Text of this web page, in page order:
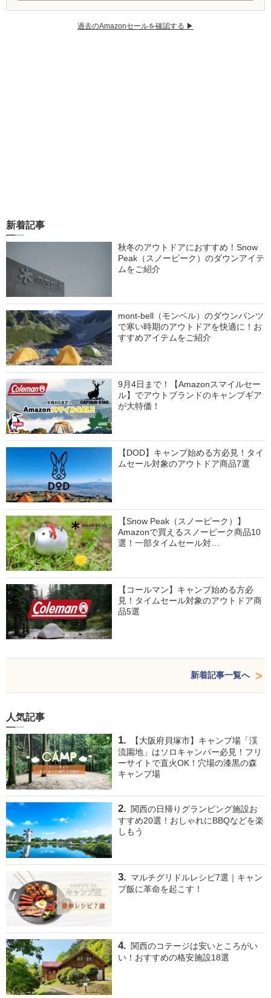
過去のAmazonセールを確認する ▶︎
新着記事
秋冬のアウトドアにおすすめ！Snow
Peak（スノーピーク）のダウンアイテ
ムをご紹介
mont-bell（モンベル）のダウンパンツ
で寒い時期のアウトドアを快適に！お
すすめアイテムをご紹介
9月4日まで！【Amazonスマイルセー
ル】でアウトブランドのキャンプギア
が大特価！
【DOD】キャンプ始める方必見！タイ
ムセール対象のアウトドア商品7選
【Snow Peak（スノーピーク）】
Amazonで買えるスノーピーク商品10
選！一部タイムセール対…
【コールマン】キャンプ始める方必
見！タイムセール対象のアウトドア商
品5選
新着記事一覧へ
人気記事
【大阪府貝塚市】キャンプ場「渓
流園地」はソロキャンパー必見！フリ
ーサイトで直火OK！穴場の漆黒の森
キャンプ場
関西の日帰りグランピング施設お
すすめ20選！おしゃれにBBQなどを楽
しもう
マルチグリドルレシピ7選｜キャン
プ飯に革命を起こす！
関西のコテージは安いところがい
い！おすすめの格安施設18選